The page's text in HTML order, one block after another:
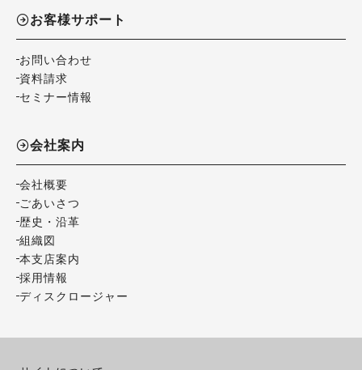
お客様サポート
お問い合わせ
資料請求
セミナー情報
会社案内
会社概要
ごあいさつ
歴史・沿革
組織図
本支店案内
採用情報
ディスクロージャー